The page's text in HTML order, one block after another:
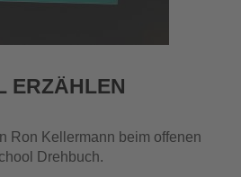
ERZÄHLEN
Ron Kellermann beim offenen
Drehbuch.